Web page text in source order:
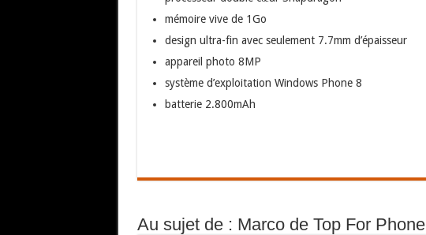
mémoire vive de 1Go
design ultra-fin avec seulement 7.7mm d’épaisseur
appareil photo 8MP
système d’exploitation Windows Phone 8
batterie 2.800mAh
Au sujet de : Marco de Top For Phone